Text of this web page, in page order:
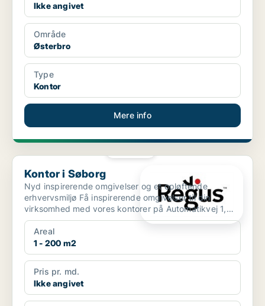
Ikke angivet
Område
Østerbro
Type
Kontor
Mere info
Kontor i Søborg
Kontor i Søborg
Nyd inspirerende omgivelser og et opløftende
erhvervsmiljø Få inspirerende omgivelser til din
virksomhed med vores kontorer på Automatikvej 1,
der ligger i ...
Areal
1 - 200 m2
Pris pr. md.
Ikke angivet